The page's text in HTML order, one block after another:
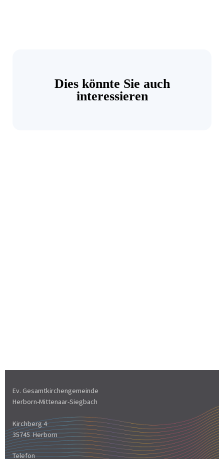
Dies könnte Sie auch
interessieren
Ev. Gesamtkirchengemeinde
Herborn-Mittenaar-Siegbach
Kirchberg 4
35745 Herborn
Telefon